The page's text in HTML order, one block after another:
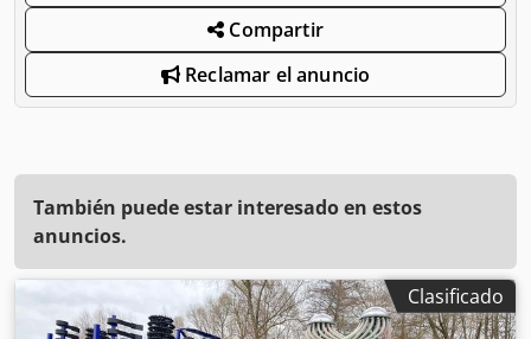
Compartir
Reclamar el anuncio
También puede estar interesado en estos
anuncios.
Clasificado